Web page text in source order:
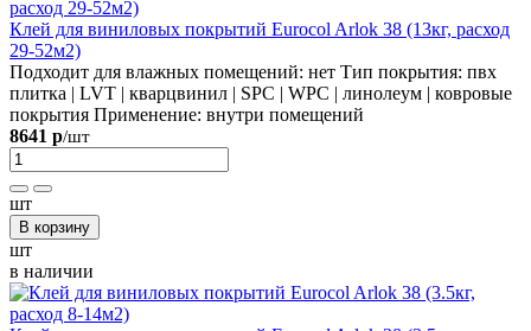
Клей для виниловых покрытий Eurocol Arlok 38 (13кг, расход
29-52м2)
Подходит для влажных помещений: нет Тип покрытия: пвх
плитка | LVT | кварцвинил | SPC | WPC | линолеум | ковровые
покрытия Применение: внутри помещений
8641 р/шт
шт
В корзину
шт
в наличии